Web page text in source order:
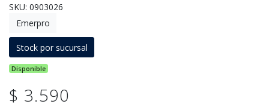
SKU: 0903026
Emerpro
Stock por sucursal
Disponible
$ 3.590